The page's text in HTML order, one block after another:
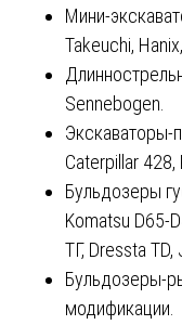
Мини-
Takeuchi,
Sennebogen.
Экскаваторы-
Caterpillar 428,
Бульдозеры
Komatsu D65-
ТГ, Dressta
Бульдозеры-
модификации.